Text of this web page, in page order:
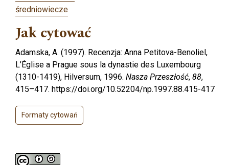
średniowiecze
Jak cytować
Adamska, A. (1997). Recenzja: Anna Petitova-Benoliel,
L’Église a Prague sous la dynastie des Luxembourg
(1310-1419), Hilversum, 1996. Nasza Przeszłość, 88,
415–417. https://doi.org/10.52204/np.1997.88.415-417
Formaty cytowań